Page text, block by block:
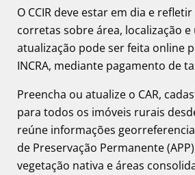
O CCIR deve estar em dia e
corretas sobre área, localização e
atualização pode ser feita online
INCRA, mediante pagamento de
Preencha ou atualize o CAR,
para todos os imóveis rurais
reúne informações
de Preservação Permanente
vegetação nativa e áreas